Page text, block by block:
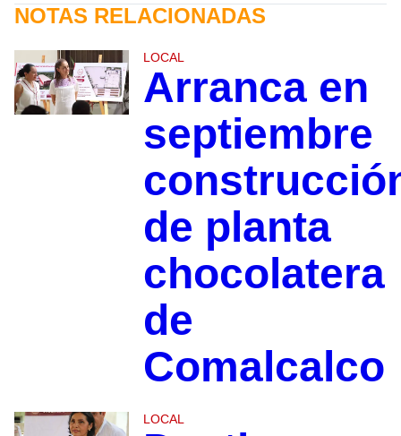
NOTAS RELACIONADAS
LOCAL
Arranca en
septiembre
de planta
chocolatera
de
Comalcalco
LOCAL